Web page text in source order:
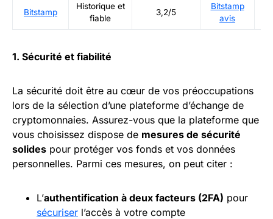
Bitstamp
Historique et
fiable
3,2/5
Bitstamp
avis
1. Sécurité et fiabilité
La sécurité doit être au cœur de vos préoccupations
lors de la sélection d’une plateforme d’échange de
cryptomonnaies. Assurez-vous que la plateforme que
vous choisissez dispose de mesures de sécurité
solides pour protéger vos fonds et vos données
personnelles. Parmi ces mesures, on peut citer :
L’authentification à deux facteurs (2FA) pour
sécuriser l’accès à votre compte